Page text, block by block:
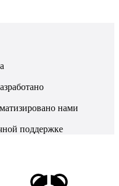
нами
поддержке